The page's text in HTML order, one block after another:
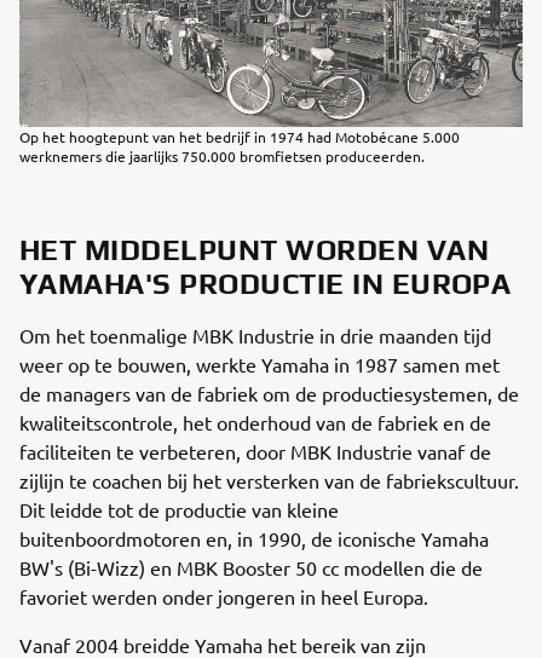
Op het hoogtepunt van het bedrijf in 1974 had Motobécane 5.000
werknemers die jaarlijks 750.000 bromfietsen produceerden.
HET MIDDELPUNT WORDEN VAN
YAMAHA'S PRODUCTIE IN EUROPA
Om het toenmalige MBK Industrie in drie maanden tijd
weer op te bouwen, werkte Yamaha in 1987 samen met
de managers van de fabriek om de productiesystemen, de
kwaliteitscontrole, het onderhoud van de fabriek en de
faciliteiten te verbeteren, door MBK Industrie vanaf de
zijlijn te coachen bij het versterken van de fabriekscultuur.
Dit leidde tot de productie van kleine
buitenboordmotoren en, in 1990, de iconische Yamaha
BW's (Bi-Wizz) en MBK Booster 50 cc modellen die de
favoriet werden onder jongeren in heel Europa.
Vanaf 2004 breidde Yamaha het bereik van zijn